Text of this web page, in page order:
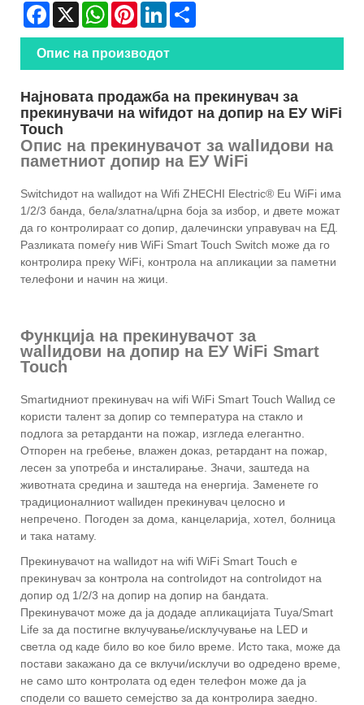
Facebook
X WhatsAppPinterestLinkedIn
Опис на производот
Најновата продажба на прекинувач за
прекинувачи на wifидот на допир на ЕУ WiFi
Touch
Опис на прекинувачот за wallидови на
паметниот допир на ЕУ WiFi
Switchидот на wallидот на Wifi ZHECHI Electric® Eu WiFi има
1/2/3 банда, бела/златна/црна боја за избор, и двете можат
да го контролираат со допир, далечински управувач на ЕД.
Разликата помеѓу нив WiFi Smart Touch Switch може да го
контролира преку WiFi, контрола на апликации за паметни
телефони и начин на жици.
Функција на прекинувачот за
wallидови на допир на ЕУ WiFi Smart
Touch
Smartидниот прекинувач на wifi WiFi Smart Touch Wallид се
користи талент за допир со температура на стакло и
подлога за ретарданти на пожар, изгледа елегантно.
Отпорен на гребење, влажен доказ, ретардант на пожар,
лесен за употреба и инсталирање. Значи, заштеда на
животната средина и заштеда на енергија. Заменете го
традиционалниот wallиден прекинувач целосно и
непречено. Погоден за дома, канцеларија, хотел, болница
и така натаму.
Прекинувачот на wallидот на wifi WiFi Smart Touch е
прекинувач за контрола на controlидот на controlидот на
допир од 1/2/3 на допир на допир на бандата.
Прекинувачот може да ја додаде апликацијата Tuya/Smart
Life за да постигне вклучување/исклучување на LED и
светла од каде било во кое било време. Исто така, може да
постави закажано да се вклучи/исклучи во одредено време,
не само што контролата од еден телефон може да ја
сподели со вашето семејство за да контролира заедно.